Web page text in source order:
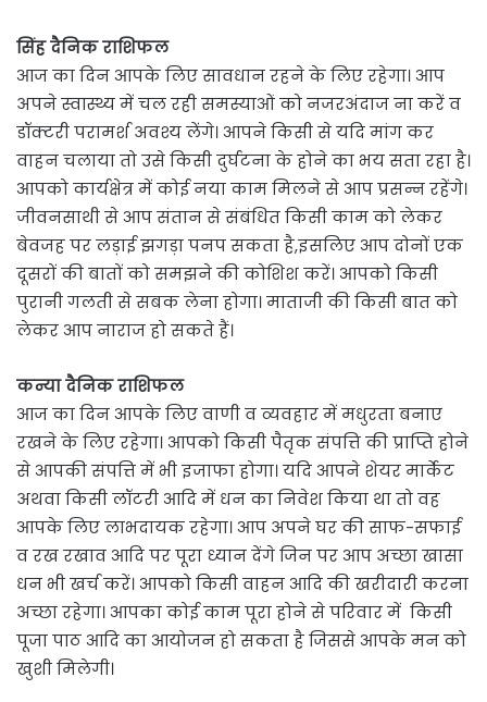
सिंह दैनिक राशिफल
आज का दिन आपके लिए सावधान रहने के लिए रहेगा। आप
अपने स्वास्थ्य में चल रही समस्याओं को नजरअंदाज ना करें व
डॉक्टरी परामर्श अवश्य लेंगे। आपने किसी से यदि मांग कर
वाहन चलाया तो उसे किसी दुर्घटना के होने का भय सता रहा है।
आपको कार्यक्षेत्र में कोई नया काम मिलने से आप प्रसन्न रहेंगे।
जीवनसाथी से आप संतान से संबंधित किसी काम को लेकर
बेवजह पर लड़ाई झगड़ा पनप सकता है,इसलिए आप दोनों एक
दूसरों की बातों को समझने की कोशिश करें। आपको किसी
पुरानी गलती से सबक लेना होगा। माताजी की किसी बात को
लेकर आप नाराज हो सकते हैं।
कन्या दैनिक राशिफल
आज का दिन आपके लिए वाणी व व्यवहार में मधुरता बनाए
रखने के लिए रहेगा। आपको किसी पैतृक संपत्ति की प्राप्ति होने
से आपकी संपत्ति में भी इजाफा होगा। यदि आपने शेयर मार्केट
अथवा किसी लॉटरी आदि में धन का निवेश किया था तो वह
आपके लिए लाभदायक रहेगा। आप अपने घर की साफ-सफाई
व रख रखाव आदि पर पूरा ध्यान देंगे जिन पर आप अच्छा खासा
धन भी खर्च करें। आपको किसी वाहन आदि की खरीदारी करना
अच्छा रहेगा। आपका कोई काम पूरा होने से परिवार में किसी
पूजा पाठ आदि का आयोजन हो सकता है जिससे आपके मन को
खुशी मिलेगी।